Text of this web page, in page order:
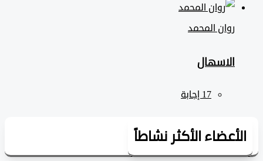
روان المحمد
الاسهال
الأكثر نشاطاً